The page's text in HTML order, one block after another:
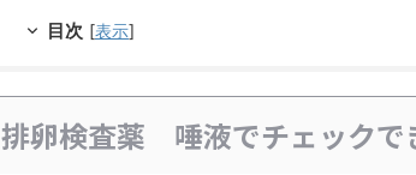
目次 [表示]
排卵検査薬 唾液でチェックで